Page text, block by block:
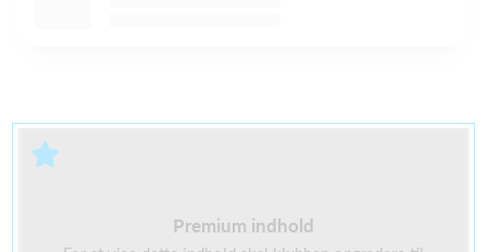
Premium indhold